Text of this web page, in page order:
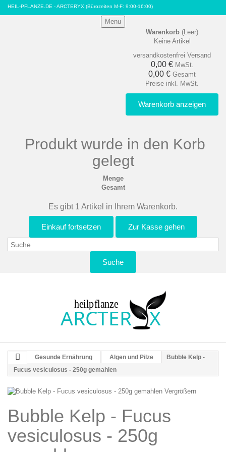
HEIL-PFLANZE.DE - ARCTERYX (Bürozeiten M-F: 9:00-16:00)
Menu
Warenkorb (Leer)
Keine Artikel
versandkostenfrei Versand
0,00 € MwSt.
0,00 € Gesamt
Preise inkl. MwSt.
Warenkorb anzeigen
Produkt wurde in den Korb
gelegt
Menge
Gesamt
Es gibt 1 Artikel in Ihrem Warenkorb.
Einkauf fortsetzen Zur Kasse gehen
Suche
Gesunde Ernährung Algen und Pilze
Bubble Kelp -
Fucus vesiculosus - 250g gemahlen
Vergrößern
Bubble Kelp - Fucus
vesiculosus - 250g